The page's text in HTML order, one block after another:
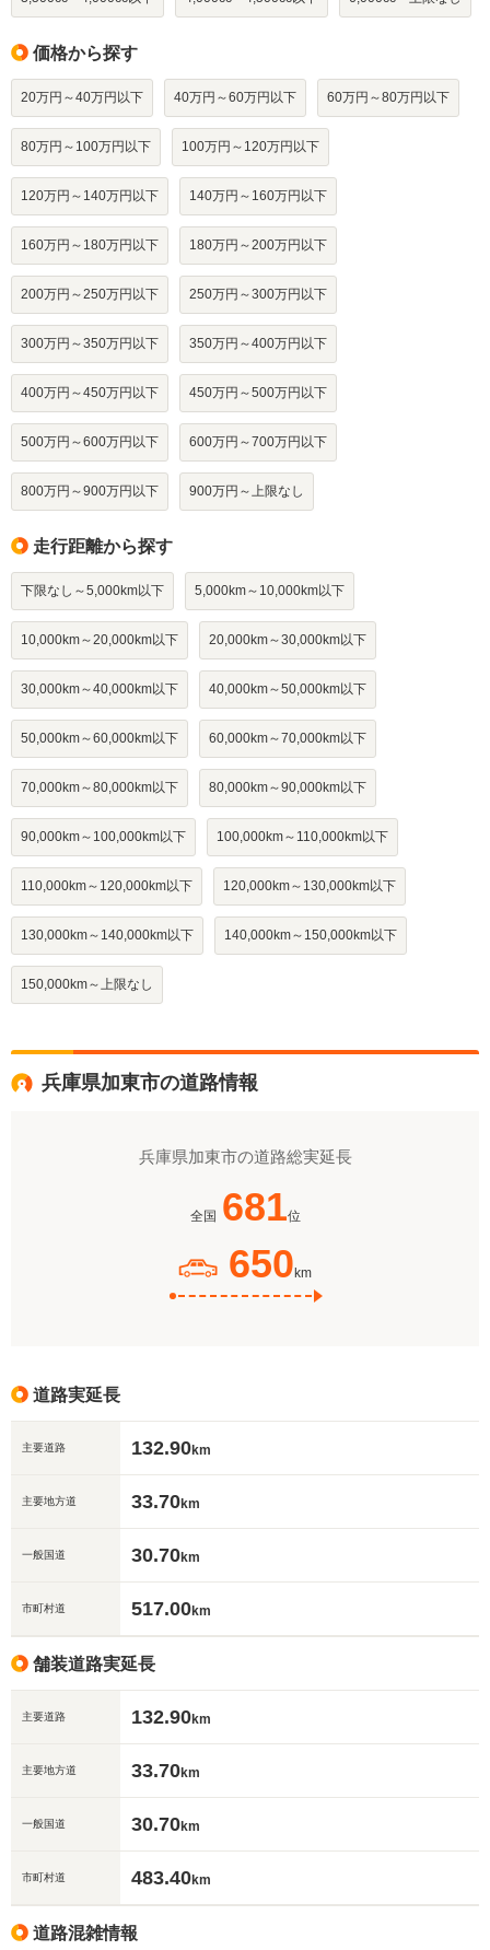
価格から探す
20万円～40万円以下 40万円～60万円以下 60万円～80万円以下
80万円～100万円以下 100万円～120万円以下
120万円～140万円以下 140万円～160万円以下
160万円～180万円以下 180万円～200万円以下
200万円～250万円以下 250万円～300万円以下
300万円～350万円以下 350万円～400万円以下
400万円～450万円以下 450万円～500万円以下
500万円～600万円以下 600万円～700万円以下
800万円～900万円以下 900万円～上限なし
走行距離から探す
下限なし～5,000km以下 5,000km～10,000km以下
10,000km～20,000km以下 20,000km～30,000km以下
30,000km～40,000km以下 40,000km～50,000km以下
50,000km～60,000km以下 60,000km～70,000km以下
70,000km～80,000km以下 80,000km～90,000km以下
90,000km～100,000km以下 100,000km～110,000km以下
110,000km～120,000km以下 120,000km～130,000km以下
130,000km～140,000km以下 140,000km～150,000km以下
150,000km～上限なし
兵庫県加東市の道路情報
兵庫県加東市の道路総実延長
全国 681位
650 km
道路実延長
主要道路 132.90km
主要地方道 33.70km
一般国道 30.70km
市町村道 517.00km
舗装道路実延長
主要道路 132.90km
主要地方道 33.70km
一般国道 30.70km
市町村道 483.40km
道路混雑情報